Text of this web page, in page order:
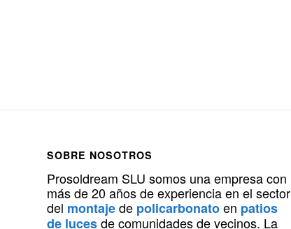
SOBRE NOSOTROS
Prosoldream SLU somos una empresa con
más de 20 años de experiencia en el sector
del montajede policarbonatoen patios
de lucesde comunidades de vecinos. La